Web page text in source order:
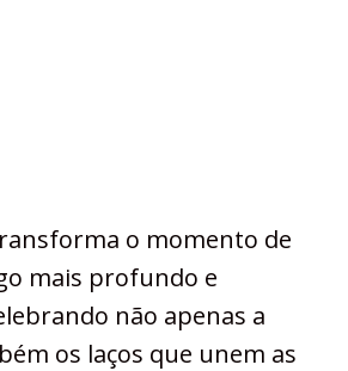
o momento de
mais profundo e
não apenas a
os laços que unem as